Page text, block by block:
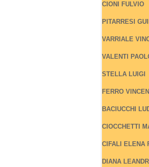
CIONI FULVIO
PITARRESI
VARRIALE
VALENTI
STELLA LUIGI
FERRO
BACIUCCHI
CIOCCHETTI
CIFALI ELENA
DIANA